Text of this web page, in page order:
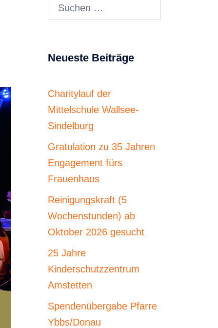
Suchen
nach:
Neueste Beiträge
Charitylauf der
Mittelschule Wallsee-
Sindelburg
Gratulation zu 35 Jahren
Engagement fürs
Frauenhaus
Reinigungskraft (5
Wochenstunden) ab
Oktober 2026 gesucht
25 Jahre
Kinderschutzzentrum
Amstetten
Spendenübergabe Pfarre
Ybbs/Donau